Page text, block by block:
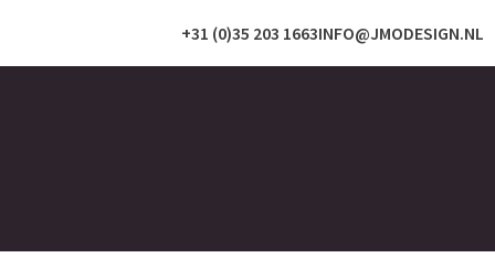
INFO@JMODESIGN.NL
+31 (0)35 203 1663